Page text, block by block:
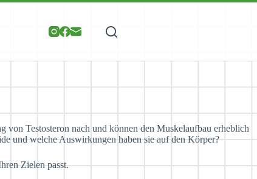
Testosteron nach und können den Muskelaufbau erheblich
und welche Auswirkungen haben sie auf den Körper?
Zielen passt.